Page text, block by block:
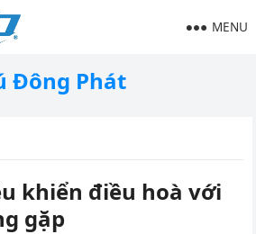
Đông Phát
MENU
khiển điều hoà với
gặp